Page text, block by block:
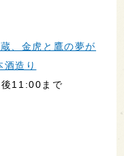
、金虎と鷹の夢が
造り
11:00まで